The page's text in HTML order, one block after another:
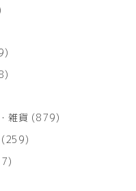
169
の
378
商
雑貨 879879
259259
37